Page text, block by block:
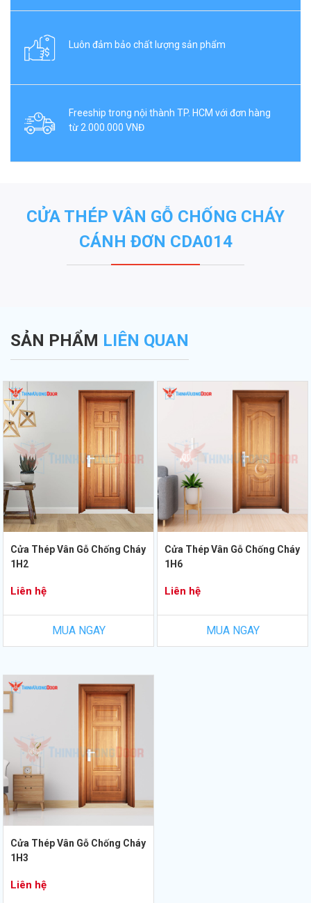
Luôn đảm bảo chất lượng sản phẩm
Freeship trong nội thành TP. HCM với đơn hàng
từ 2.000.000 VNĐ
CỬA THÉP VÂN GỖ CHỐNG CHÁY
CÁNH ĐƠN CDA014
SẢN PHẨM LIÊN QUAN
Cửa Thép Vân Gỗ Chống Cháy
1H2
Liên hệ
MUA NGAY
Cửa Thép Vân Gỗ Chống Cháy
1H6
Liên hệ
MUA NGAY
Cửa Thép Vân Gỗ Chống Cháy
1H3
Liên hệ